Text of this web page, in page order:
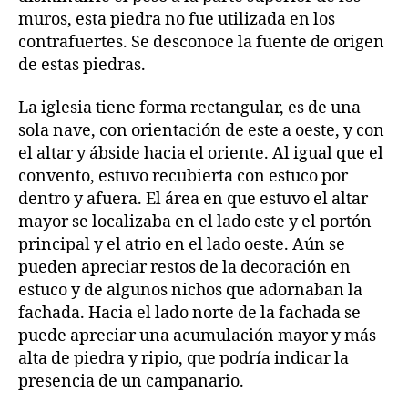
muros, esta piedra no fue utilizada en los
contrafuertes. Se desconoce la fuente de origen
de estas piedras.
La iglesia tiene forma rectangular, es de una
sola nave, con orientación de este a oeste, y con
el altar y ábside hacia el oriente. Al igual que el
convento, estuvo recubierta con estuco por
dentro y afuera. El área en que estuvo el altar
mayor se localizaba en el lado este y el portón
principal y el atrio en el lado oeste. Aún se
pueden apreciar restos de la decoración en
estuco y de algunos nichos que adornaban la
fachada. Hacia el lado norte de la fachada se
puede apreciar una acumulación mayor y más
alta de piedra y ripio, que podría indicar la
presencia de un campanario.